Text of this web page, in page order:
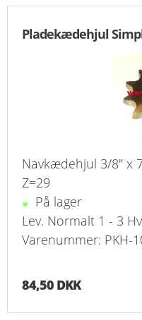
Pladekædehjul
Navkædehjul 3/8" x
Z=29
På lager
Lev. Normalt 1 - 3
Varenummer: PKH-
84,50 DKK